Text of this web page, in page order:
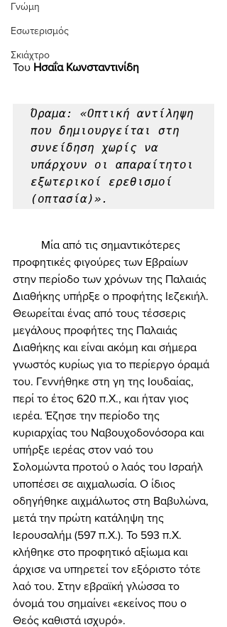
Γνώμη
Εσωτερισμός
Σκιάχτρο
Του Ησαΐα Κωνσταντινίδη
Όραμα: «Οπτική αντίληψη
που δημιουργείται στη
συνείδηση χωρίς να
υπάρχουν οι απαραίτητοι
εξωτερικοί ερεθισμοί
(οπτασία)».
προφητικές φιγούρες των Εβραίων
στην περίοδο των χρόνων της Παλαιάς
Διαθήκης υπήρξε ο προφήτης Ιεζεκιήλ.
Θεωρείται ένας από τους τέσσερις
μεγάλους προφήτες της Παλαιάς
Διαθήκης και είναι ακόμη και σήμερα
γνωστός κυρίως για το περίεργο όραμά
του. Γεννήθηκε στη γη της Ιουδαίας,
περί το έτος 620 π.Χ., και ήταν γιος
ιερέα. Έζησε την περίοδο της
κυριαρχίας του Ναβουχοδονόσορα και
υπήρξε ιερέας στον ναό του
Σολομώντα προτού ο λαός του Ισραήλ
υποπέσει σε αιχμαλωσία. Ο ίδιος
οδηγήθηκε αιχμάλωτος στη Βαβυλώνα,
μετά την πρώτη κατάληψη της
Ιερουσαλήμ (597 π.Χ.). Το 593 π.Χ.
κλήθηκε στο προφητικό αξίωμα και
άρχισε να υπηρετεί τον εξόριστο τότε
λαό του. Στην εβραϊκή γλώσσα το
όνομά του σημαίνει «εκείνος που ο
Θεός καθιστά ισχυρό».